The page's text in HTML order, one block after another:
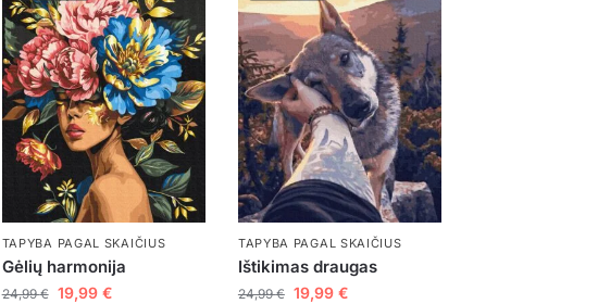
TAPYBA PAGAL SKAIČIUS
Gėlių harmonija
24,99€ 19,99 €
TAPYBA PAGAL SKAIČIUS
Ištikimas draugas
24,99€ 19,99 €